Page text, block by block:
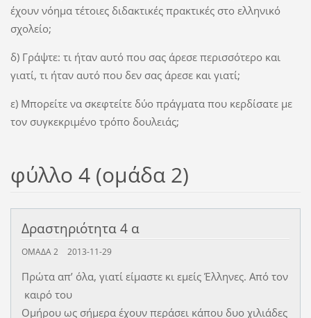
έχουν νόημα τέτοιες διδακτικές πρακτικές στο ελληνικό
σχολείο;
δ) Γράψτε: τι ήταν αυτό που σας άρεσε περισσότερο και
γιατί, τι ήταν αυτό που δεν σας άρεσε και γιατί;
ε) Μπορείτε να σκεφτείτε δύο πράγματα που κερδίσατε με
τον συγκεκριμένο τρόπο δουλειάς;
φύλλο 4 (ομάδα 2)
Δραστηριότητα 4 α
ΟΜΑΔΑ 2 2013-11-29
Πρώτα απ’ όλα, γιατί είμαστε κι εμείς Έλληνες. Από τον
καιρό του
Ομήρου ως σήμερα έχουν περάσει κάπου δυο χιλιάδες